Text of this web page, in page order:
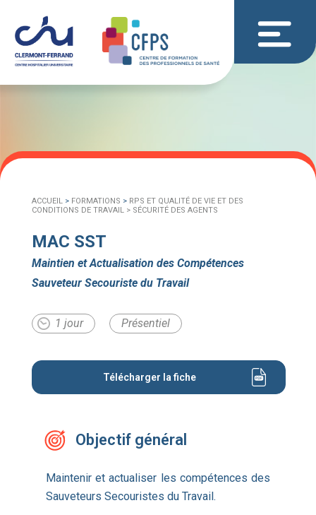
ACCUEIL> FORMATIONS > RPS ET QUALITÉ DE VIE ET DES
CONDITIONS DE TRAVAIL > SÉCURITÉ DES AGENTS
MAC SST
Maintien et Actualisation des Compétences
Sauveteur Secouriste du Travail
1 jour Présentiel
Télécharger la fiche
Objectif général
Maintenir et actualiser les compétences des
Sauveteurs Secouristes du Travail.